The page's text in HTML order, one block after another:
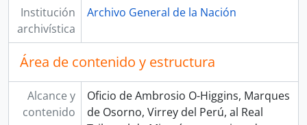
[Unidad de instalación] CAJA 25
[Sección] GOBIERNO
[Sección] JUDICIAL
[Sección] REPÚBLICA
[Fondo] CORTE SUPERIOR DE JUSTICIA
[Fondo] MINISTERIO DE GOBIERNO Y POLICÍA
Institución
archivística
Archivo General de la Nación
Área de contenido y estructura
Alcance y
contenido
Oficio de Ambrosio O-Higgins, Marques
de Osorno, Virrey del Perú, al Real